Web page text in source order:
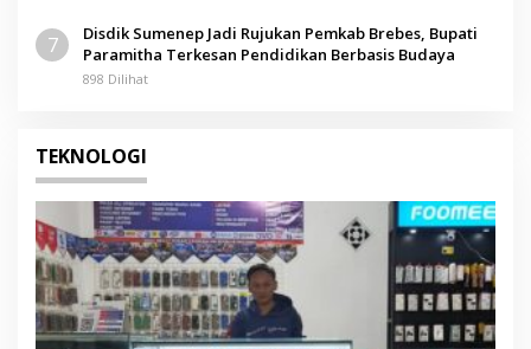
7
Disdik Sumenep Jadi Rujukan Pemkab Brebes, Bupati
Paramitha Terkesan Pendidikan Berbasis Budaya
898 Dilihat
TEKNOLOGI